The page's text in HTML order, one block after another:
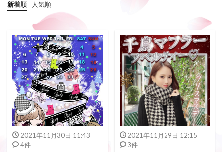
新着順 人気順
2021年11月30日 11:43
4件
2021年11月29日 12:15
3件